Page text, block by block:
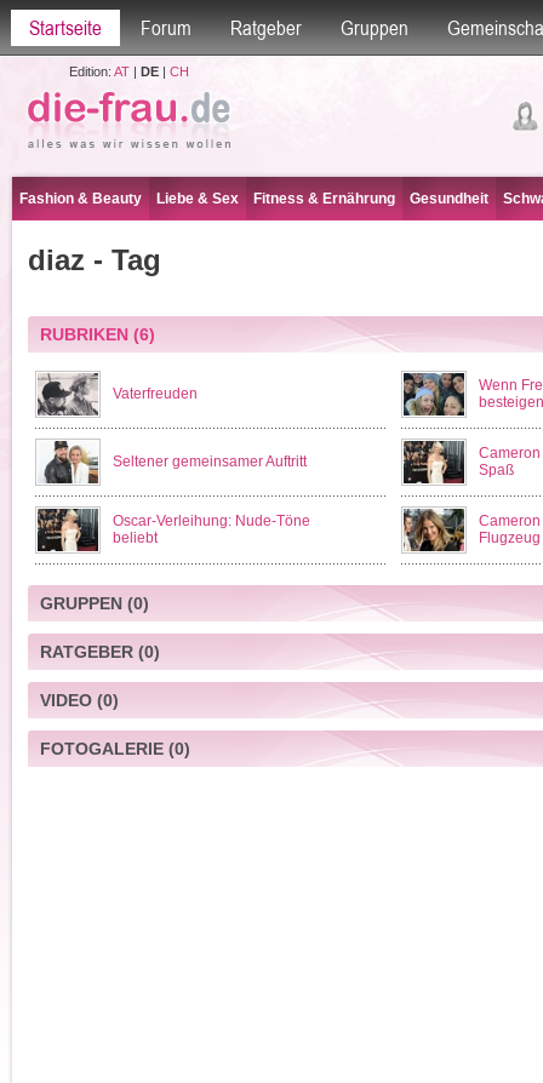
Startseite Forum Ratgeber Gruppen
Edition: AT| DE| CH
Fashion & Beauty Liebe & Sex Fitness & Ernährung Gesundheit
diaz - Tag
RUBRIKEN(6)
Vaterfreuden
Wenn
besteigen
Seltener gemeinsamer Auftritt
Spaß
Oscar-Verleihung: Nude-Töne
beliebt
Flugzeug
GRUPPEN(0)
RATGEBER(0)
VIDEO(0)
FOTOGALERIE(0)